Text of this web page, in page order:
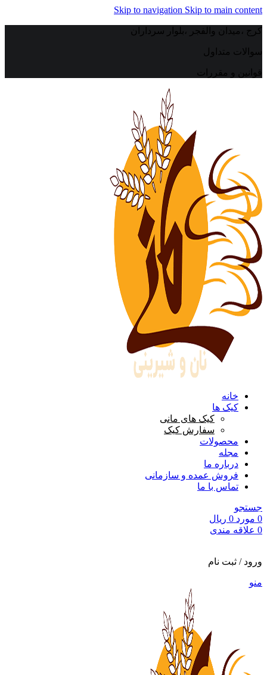
Skip to navigation Skip to main content
کرج ،میدان والفجر ،بلوار سرداران
سوالات متداول
قوانین و مقررات
خانه
کیک ها
کیک های مانی
سفارش کیک
محصولات
مجله
درباره ما
فروش عمده و سازمانی
تماس با ما
جستجو
0 مورد 0 ریال
0 علاقه مندی
ورود / ثبت نام
منو